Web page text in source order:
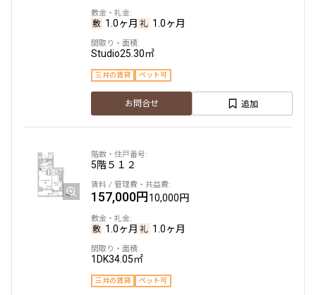
1.0ヶ月 1.0ヶ月
Studio25.30㎡
三井の賃貸 ペット可
お問合せ 追加
5階５１２
157,000円10,000円
1.0ヶ月 1.0ヶ月
1DK34.05㎡
三井の賃貸 ペット可